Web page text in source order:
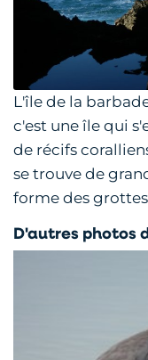
L'île de la
c'est une île qui
de récifs
se trouve de
forme des
D'autres photos